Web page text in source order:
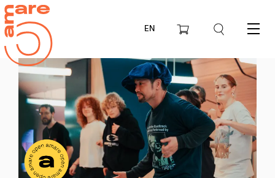
EN Menu